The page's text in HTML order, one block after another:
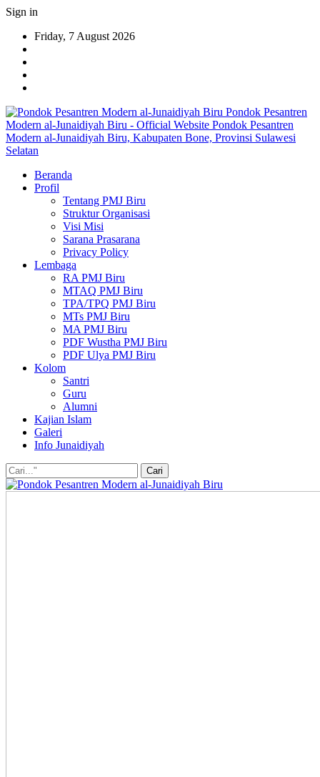
Sign in
Friday, 7 August 2026
Pondok Pesantren
Modern al-Junaidiyah Biru - Official Website Pondok Pesantren
Modern al-Junaidiyah Biru, Kabupaten Bone, Provinsi Sulawesi
Selatan
Beranda
Profil
Tentang PMJ Biru
Struktur Organisasi
Visi Misi
Sarana Prasarana
Privacy Policy
Lembaga
RA PMJ Biru
MTAQ PMJ Biru
TPA/TPQ PMJ Biru
MTs PMJ Biru
MA PMJ Biru
PDF Wustha PMJ Biru
PDF Ulya PMJ Biru
Kolom
Santri
Guru
Alumni
Kajian Islam
Galeri
Info Junaidiyah